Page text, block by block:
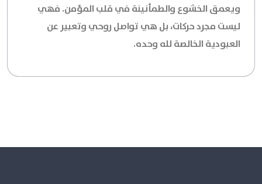
ويعمق الخشوع والطمأنينة في قلب المؤمن. فهي
ليست مجرد حركات، بل هي تواصل روحي وتعبير عن
العبودية الخالصة لله وحده.